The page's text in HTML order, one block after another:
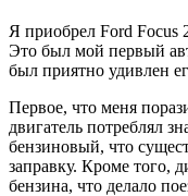
Я приобрел Ford Focus
Это был мой первый
был приятно удивлен
Первое, что меня
двигатель потреблял
бензиновый, что
заправку. Кроме того,
бензина, что делало